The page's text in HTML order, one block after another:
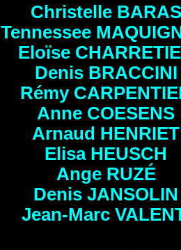
Christelle BARAS
Tennessee
Eloïse
Denis BRACCINI
Rémy
Anne COESENS
Arnaud HENRIET
Elisa HEUSCH
Ange RUZÉ
Denis JANSOLIN
Jean-Marc